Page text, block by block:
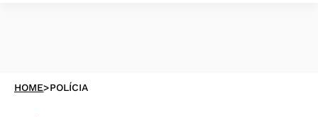
HOME>POLÍCIA